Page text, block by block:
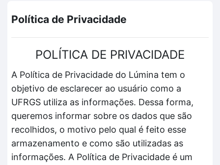
Política de Privacidade
POLÍTICA DE PRIVACIDADE
A Política de Privacidade do Lúmina tem o
objetivo de esclarecer ao usuário como a
UFRGS utiliza as informações. Dessa forma,
queremos informar sobre os dados que são
recolhidos, o motivo pelo qual é feito esse
armazenamento e como são utilizadas as
informações. A Política de Privacidade é um